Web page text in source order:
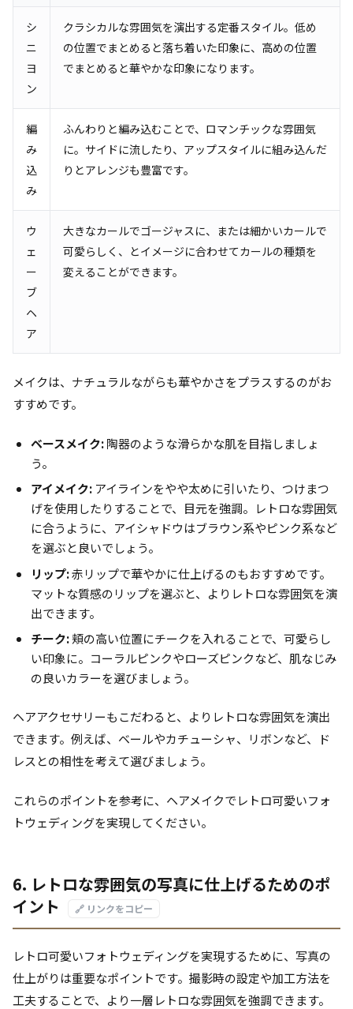
シ
ニ
ヨ
ン
クラシカルな雰囲気を演出する定番スタイル。低め
の位置でまとめると落ち着いた印象に、高めの位置
でまとめると華やかな印象になります。
編
み
込
み
ふんわりと編み込むことで、ロマンチックな雰囲気
に。サイドに流したり、アップスタイルに組み込んだ
りとアレンジも豊富です。
ウ
ェ
ー
ブ
ヘ
ア
大きなカールでゴージャスに、または細かいカールで
可愛らしく、とイメージに合わせてカールの種類を
変えることができます。
メイクは、ナチュラルながらも華やかさをプラスするのがお
すすめです。
ベースメイク:陶器のような滑らかな肌を目指しましょ
う。
アイメイク:アイラインをやや太めに引いたり、つけまつ
げを使用したりすることで、目元を強調。レトロな雰囲気
に合うように、アイシャドウはブラウン系やピンク系など
を選ぶと良いでしょう。
リップ:赤リップで華やかに仕上げるのもおすすめです。
マットな質感のリップを選ぶと、よりレトロな雰囲気を演
出できます。
チーク:頬の高い位置にチークを入れることで、可愛らし
い印象に。コーラルピンクやローズピンクなど、肌なじみ
の良いカラーを選びましょう。
ヘアアクセサリーもこだわると、よりレトロな雰囲気を演出
できます。例えば、ベールやカチューシャ、リボンなど、ド
レスとの相性を考えて選びましょう。
これらのポイントを参考に、ヘアメイクでレトロ可愛いフォ
トウェディングを実現してください。
6. レトロな雰囲気の写真に仕上げるためのポ
イント
🔗 リンクをコピー
レトロ可愛いフォトウェディングを実現するために、写真の
仕上がりは重要なポイントです。撮影時の設定や加工方法を
工夫することで、より一層レトロな雰囲気を強調できます。